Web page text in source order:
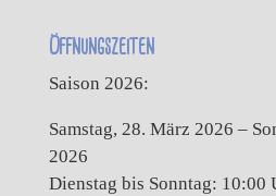
Öffnungszeiten
Saison 2026:
Samstag, 28. März 2026 –
2026
Dienstag bis Sonntag: 10:00